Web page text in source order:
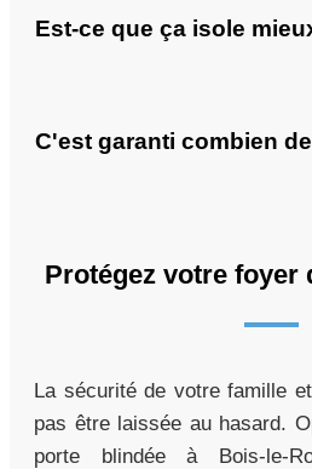
Est-ce que ça isole
C'est garanti combien
Protégez votre foyer
La sécurité de votre famille
pas être laissée au hasard.
porte blindée à Bois-le-